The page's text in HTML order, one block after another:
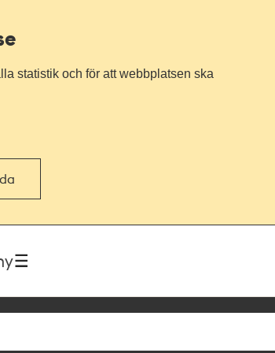
statistik och för att webbplatsen ska